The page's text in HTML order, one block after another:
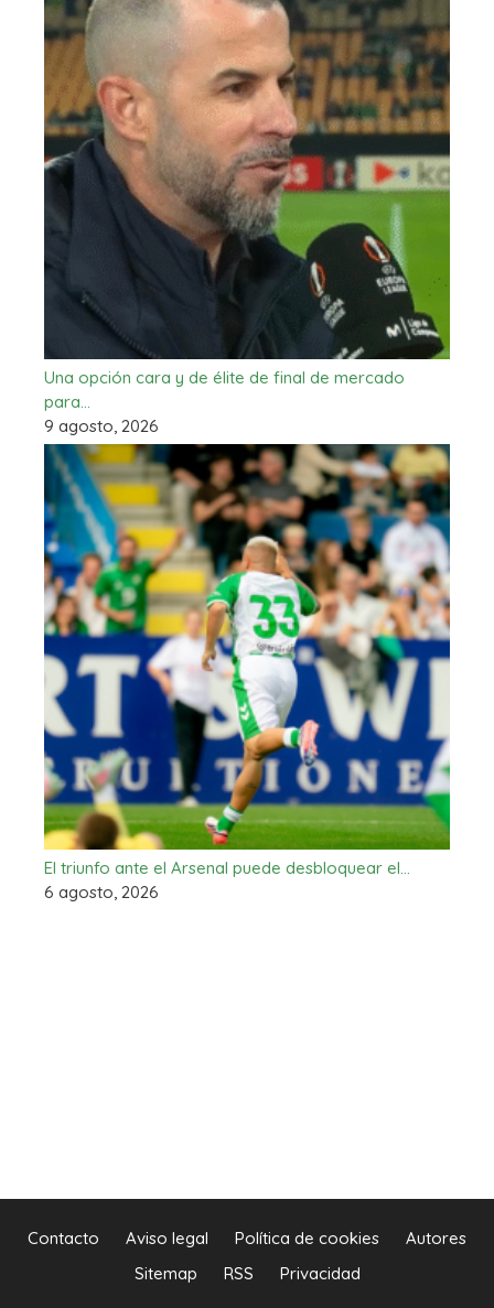
Una opción cara y de élite de final de mercado
para…
9 agosto, 2026
El triunfo ante el Arsenal puede desbloquear el…
6 agosto, 2026
Contacto Aviso legal Política de cookies
Autores
Sitemap
RSS Privacidad